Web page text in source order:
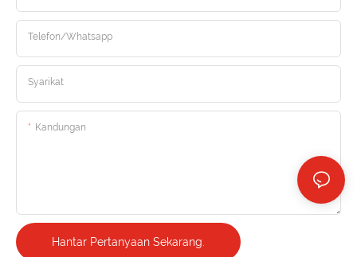
Telefon/whatsapp
Syarikat
Kandungan
Hantar Pertanyaan Sekarang.